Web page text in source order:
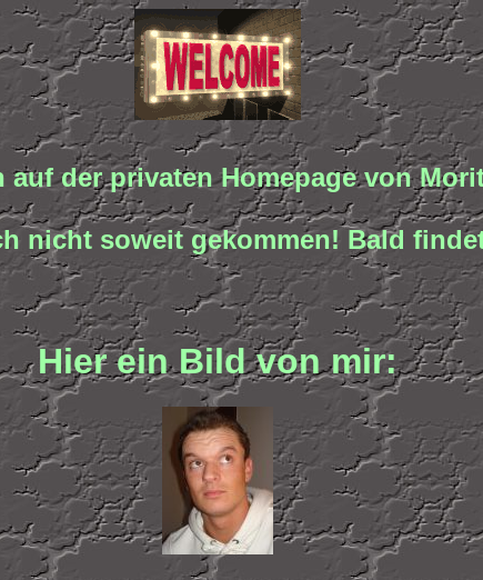
auf der privaten Homepage von
nicht soweit gekommen! Bald
Hier ein Bild von mir: